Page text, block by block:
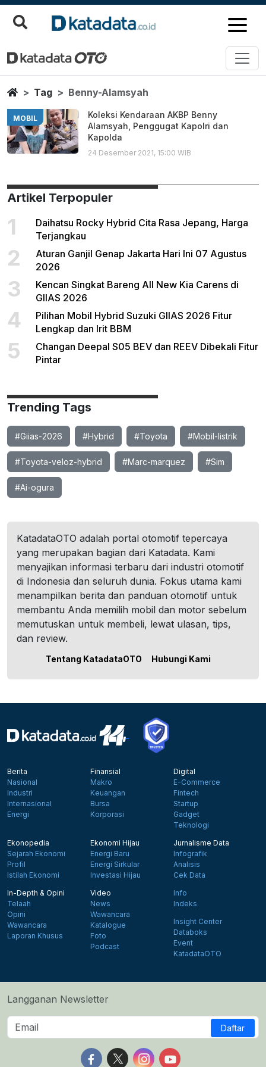
Benny Alamsyah
Berita Terbaru
HomeTag Benny-Alamsyah
MOBIL
Koleksi Kendaraan AKBP Benny
Alamsyah, Penggugat Kapolri dan
Kapolda
24 Desember 2021, 15:00 WIB
Artikel Terpopuler
1
Daihatsu Rocky Hybrid Cita Rasa Jepang, Harga
Terjangkau
2
Aturan Ganjil Genap Jakarta Hari Ini 07 Agustus
2026
3
Kencan Singkat Bareng All New Kia Carens di
GIIAS 2026
4
Pilihan Mobil Hybrid Suzuki GIIAS 2026 Fitur
Lengkap dan Irit BBM
5
Changan Deepal S05 BEV dan REEV Dibekali Fitur
Pintar
Trending Tags
#Giias-2026 #Hybrid #Toyota #Mobil-listrik
#Toyota-veloz-hybrid #Marc-marquez #Sim
#Ai-ogura
KatadataOTO adalah portal otomotif tepercaya
yang merupakan bagian dari Katadata. Kami
menyajikan informasi terbaru dari industri otomotif
di Indonesia dan seluruh dunia. Fokus utama kami
menampilkan berita dan panduan otomotif untuk
membantu Anda memilih mobil dan motor sebelum
memutuskan untuk membeli, lewat ulasan, tips,
dan review.
Tentang KatadataOTO Hubungi Kami
Berita
Nasional
Industri
Internasional
Energi
Finansial
Makro
Keuangan
Bursa
Korporasi
Digital
E-Commerce
Fintech
Startup
Gadget
Teknologi
Ekonopedia
Sejarah Ekonomi
Profil
Istilah Ekonomi
Ekonomi Hijau
Energi Baru
Energi Sirkular
Investasi Hijau
Jurnalisme Data
Infografik
Analisis
Cek Data
In-Depth & Opini
Telaah
Opini
Wawancara
Laporan Khusus
Video
News
Wawancara
Katalogue
Foto
Podcast
Info
Indeks
Insight Center
Databoks
Event
KatadataOTO
Langganan Newsletter
Daftar
Follow us on Facebook
Follow us on X
Follow us on Instagram
Follow us on